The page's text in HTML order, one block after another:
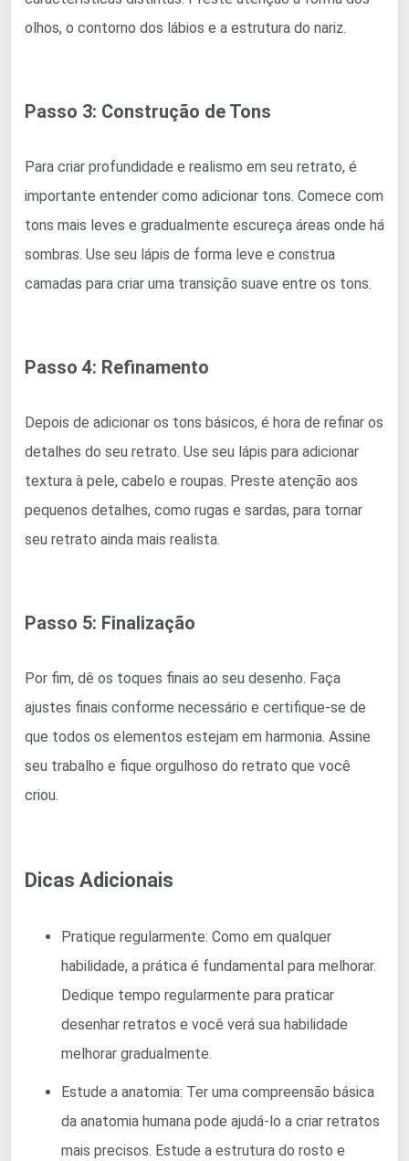
olhos, o contorno dos lábios e a estrutura do nariz.
Passo 3: Construção de Tons
Para criar profundidade e realismo em seu retrato, é
importante entender como adicionar tons. Comece com
tons mais leves e gradualmente escureça áreas onde há
sombras. Use seu lápis de forma leve e construa
camadas para criar uma transição suave entre os tons.
Passo 4: Refinamento
Depois de adicionar os tons básicos, é hora de refinar os
detalhes do seu retrato. Use seu lápis para adicionar
textura à pele, cabelo e roupas. Preste atenção aos
pequenos detalhes, como rugas e sardas, para tornar
seu retrato ainda mais realista.
Passo 5: Finalização
Por fim, dê os toques finais ao seu desenho. Faça
ajustes finais conforme necessário e certifique-se de
que todos os elementos estejam em harmonia. Assine
seu trabalho e fique orgulhoso do retrato que você
criou.
Dicas Adicionais
Pratique regularmente: Como em qualquer
habilidade, a prática é fundamental para melhorar.
Dedique tempo regularmente para praticar
desenhar retratos e você verá sua habilidade
melhorar gradualmente.
Estude a anatomia: Ter uma compreensão básica
da anatomia humana pode ajudá-lo a criar retratos
mais precisos. Estude a estrutura do rosto e